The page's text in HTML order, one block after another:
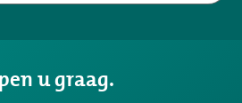
u graag.